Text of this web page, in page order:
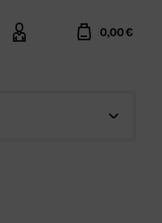
account cart 0,00 €